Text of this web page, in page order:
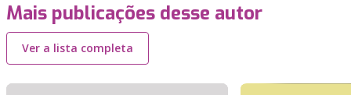
Mais publicações desse autor
Ver a lista completa